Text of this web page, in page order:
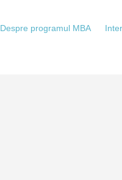
Despre programul MBA